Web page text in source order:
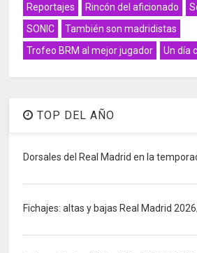
Reportajes
Rincón del aficionado
SONIC
También son madridistas
Trofeo BRM al mejor jugador
Un día
TOP DEL AÑO
Dorsales del Real Madrid en la
Fichajes: altas y bajas Real Madrid